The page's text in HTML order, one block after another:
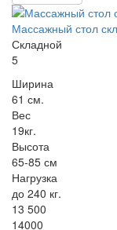
Массажный стол
Складной
5
Ширина
61 см.
Вес
19кг.
Высота
65-85 см
Нагрузка
до 240 кг.
13 500
14000